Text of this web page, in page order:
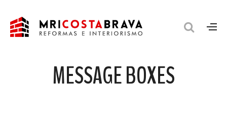
MESSAGE BOXES